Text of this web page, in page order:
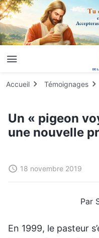
Accueil Témoignages
Un « pigeon
une nouvelle
18 novembre 2019
Par
En 1999, le pasteur